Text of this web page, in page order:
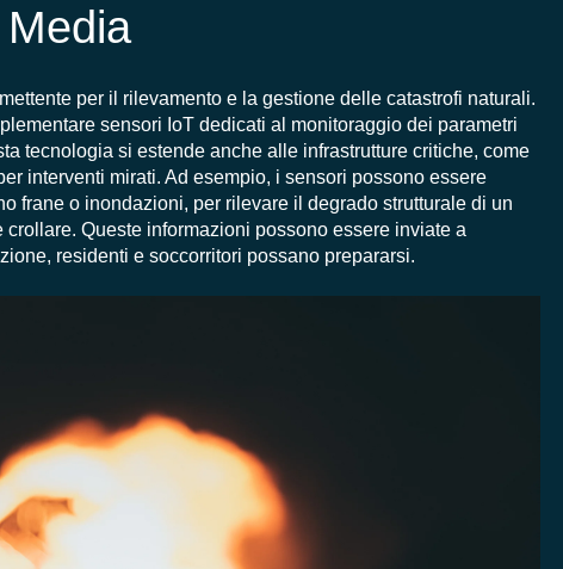
per il rilevamento e la gestione delle catastrofi naturali.
sensori IoT dedicati al monitoraggio dei parametri
tecnologia si estende anche alle infrastrutture critiche, come
interventi mirati. Ad esempio, i sensori possono essere
frane o inondazioni, per rilevare il degrado strutturale di un
Queste informazioni possono essere inviate a
residenti e soccorritori possano prepararsi.